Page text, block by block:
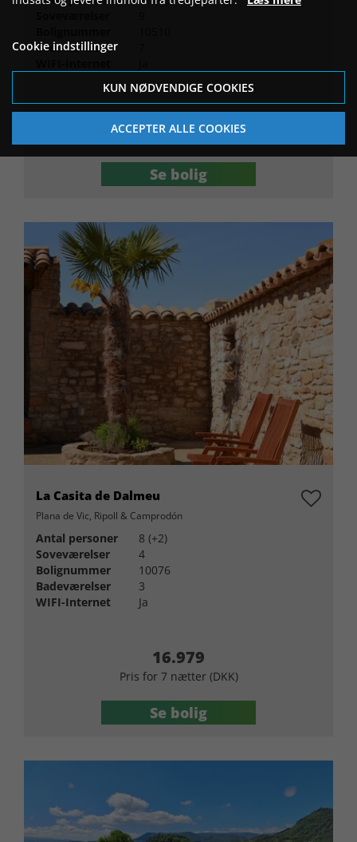
Badeværelser
40.022
Pris for 7 nætter (DKK)
Se bolig
La Casita de Dalmeu
Plana de Vic, Ripoll & Camprodón
Antal personer
8 (+2)
Soveværelser
4
Bolignummer
10076
Badeværelser
3
WIFI-Internet
Ja
16.979
Pris for 7 nætter (DKK)
Se bolig
Cookie indstillinger
KUN NØDVENDIGE COOKIES
ACCEPTER ALLE COOKIES